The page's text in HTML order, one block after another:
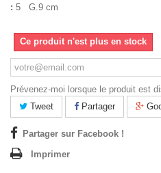
: 5 G.9 cm
Ce produit n'est plus en stock
Prévenez-moi lorsque le produit est
Tweet
Partager
Partager sur Facebook !
Imprimer